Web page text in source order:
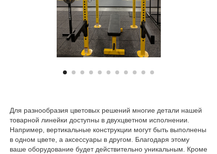
Для разнообразия цветовых решений многие детали нашей
товарной линейки доступны в двухцветном исполнении.
Например, вертикальные конструкции могут быть выполнены
в одном цвете, а аксессуары в другом. Благодаря этому
ваше оборудование будет действительно уникальным. Кроме